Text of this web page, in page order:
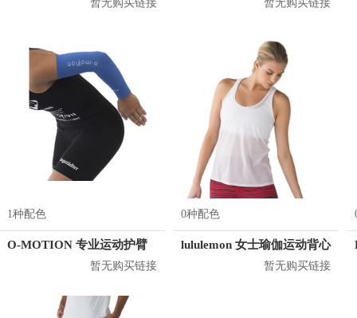
暂无购买链接 暂无购买链接
1种配色
O-MOTION 专业运动护臂
暂无购买链接
0种配色
lululemon 女士瑜伽运动背心
暂无购买链接